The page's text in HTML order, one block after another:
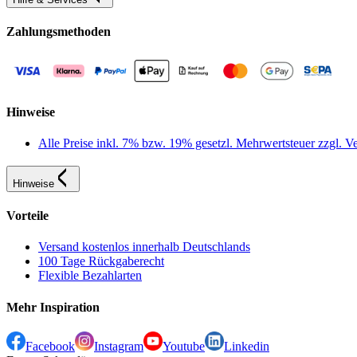
Zahlungsmethoden
Hinweise
Alle Preise inkl. 7% bzw. 19% gesetzl. Mehrwertsteuer zzgl.
Hinweise
Vorteile
Versand kostenlos innerhalb Deutschlands
100 Tage Rückgaberecht
Flexible Bezahlarten
Mehr Inspiration
Facebook Instagram Youtube
Linkedin